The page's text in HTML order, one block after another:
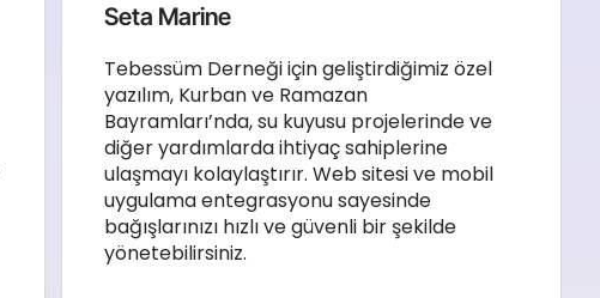
Seta Marine
Tebessüm Derneği için geliştirdiğimiz özel
yazılım, Kurban ve Ramazan
Bayramları’nda, su kuyusu projelerinde ve
diğer yardımlarda ihtiyaç sahiplerine
ulaşmayı kolaylaştırır. Web sitesi ve mobil
uygulama entegrasyonu sayesinde
bağışlarınızı hızlı ve güvenli bir şekilde
yönetebilirsiniz.